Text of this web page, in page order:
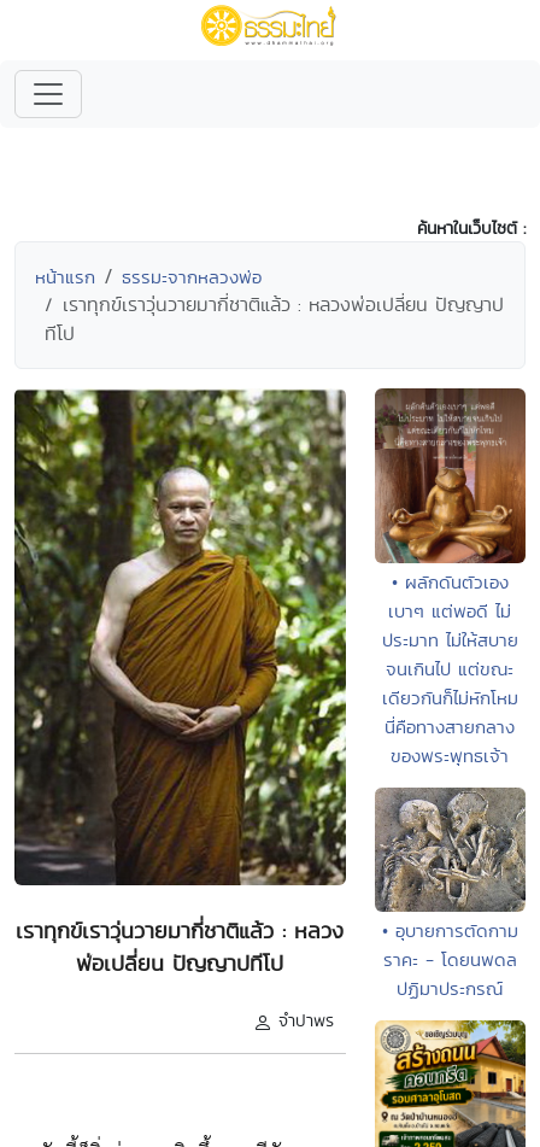
ค้นหาในเว็บไซต์ :
หน้าแรก ธรรมะจากหลวงพ่อ
เราทุกข์เราวุ่นวายมากี่ชาติแล้ว : หลวงพ่อเปลี่ยน ปัญญาป
ทีโป
เราทุกข์เราวุ่นวายมากี่ชาติแล้ว : หลวง
พ่อเปลี่ยน ปัญญาปทีโป
จำปาพร
• ผลักดันตัวเอง
เบาๆ แต่พอดี ไม่
ประมาท ไม่ให้สบาย
จนเกินไป แต่ขณะ
เดียวกันก็ไม่หักโหม
นี่คือทางสายกลาง
ของพระพุทธเจ้า
• อุบายการตัดกาม
ราคะ - โดยนพดล
ปฏิมาประกรณ์